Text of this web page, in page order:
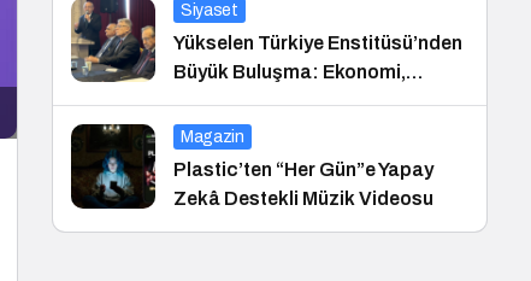
Siyaset
Yükselen Türkiye Enstitüsü’nden
Büyük Buluşma: Ekonomi,
Güvenlik Politikaları ve Hukuk
Konferansı
Magazin
Plastic’ten “Her Gün”e Yapay
Zekâ Destekli Müzik Videosu